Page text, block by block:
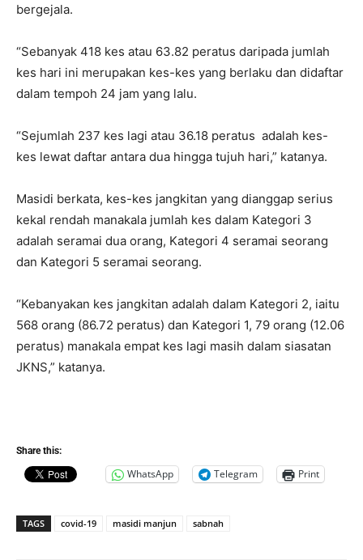
bergejala.
“Sebanyak 418 kes atau 63.82 peratus daripada jumlah
kes hari ini merupakan kes-kes yang berlaku dan didaftar
dalam tempoh 24 jam yang lalu.
“Sejumlah 237 kes lagi atau 36.18 peratus adalah kes-
kes lewat daftar antara dua hingga tujuh hari,” katanya.
Masidi berkata, kes-kes jangkitan yang dianggap serius
kekal rendah manakala jumlah kes dalam Kategori 3
adalah seramai dua orang, Kategori 4 seramai seorang
dan Kategori 5 seramai seorang.
“Kebanyakan kes jangkitan adalah dalam Kategori 2, iaitu
568 orang (86.72 peratus) dan Kategori 1, 79 orang (12.06
peratus) manakala empat kes lagi masih dalam siasatan
JKNS,” katanya.
Share this:
WhatsApp Telegram Print
TAGS covid-19 masidi manjun sabnah